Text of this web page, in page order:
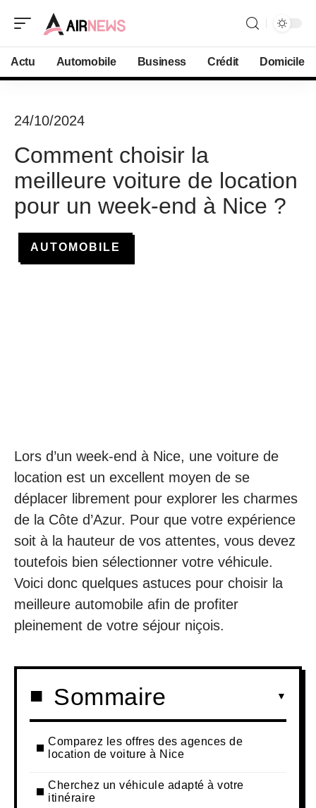
Actu Automobile Business Crédit Domicile
24/10/2024
Comment choisir la
meilleure voiture de location
pour un week-end à Nice ?
AUTOMOBILE
Lors d’un week-end à Nice, une voiture de
location est un excellent moyen de se
déplacer librement pour explorer les charmes
de la Côte d’Azur. Pour que votre expérience
soit à la hauteur de vos attentes, vous devez
toutefois bien sélectionner votre véhicule.
Voici donc quelques astuces pour choisir la
meilleure automobile afin de profiter
pleinement de votre séjour niçois.
Sommaire
Comparez les offres des agences de
location de voiture à Nice
Cherchez un véhicule adapté à votre
itinéraire